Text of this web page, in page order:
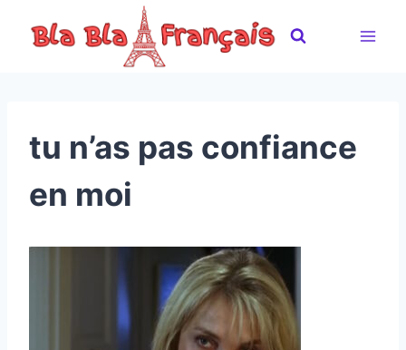
tu n’as pas confiance
en moi